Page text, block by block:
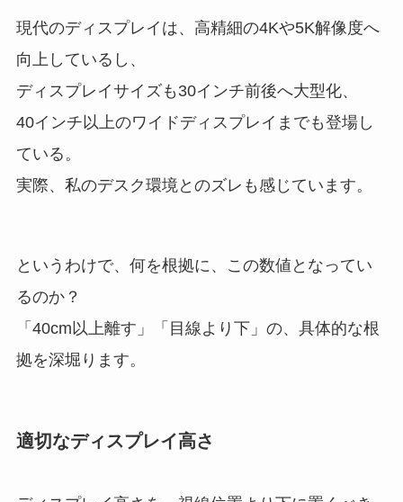
現代のディスプレイは、高精細の4Kや5K解像度へ
向上しているし、
ディスプレイサイズも30インチ前後へ大型化、
40インチ以上のワイドディスプレイまでも登場し
ている。
実際、私のデスク環境とのズレも感じています。
というわけで、何を根拠に、この数値となってい
るのか？
「40cm以上離す」「目線より下」の、具体的な根
拠を深堀ります。
適切なディスプレイ高さ